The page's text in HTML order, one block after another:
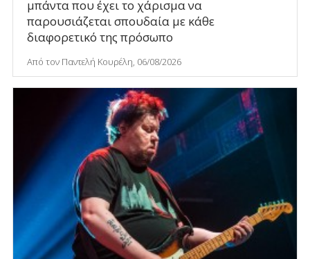
μπάντα που έχει το χάρισμα να
παρουσιάζεται σπουδαία με κάθε
διαφορετικό της πρόσωπο
Από τον Παντελή Κουρέλη, 06/08/2026